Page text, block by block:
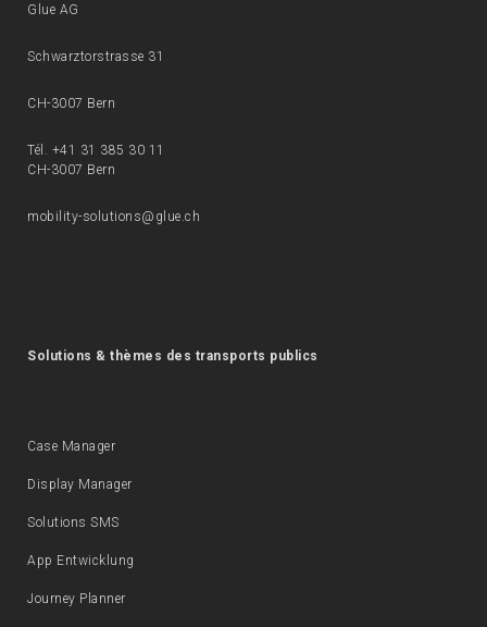
Glue AG
Schwarztorstrasse 31
CH-3007 Bern
Tél. +41 31 385 30 11
CH-3007 Bern
mobility-solutions@glue.ch
Solutions & thèmes des transports publics
Case Manager
Display Manager
Solutions SMS
App Entwicklung
Journey Planner